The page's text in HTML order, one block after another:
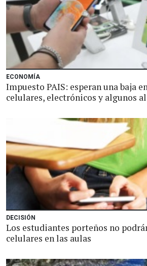
ECONOMÍA
Impuesto PAIS: esperan una baja
celulares, electrónicos y algunos
DECISIÓN
Los estudiantes porteños no
celulares en las aulas